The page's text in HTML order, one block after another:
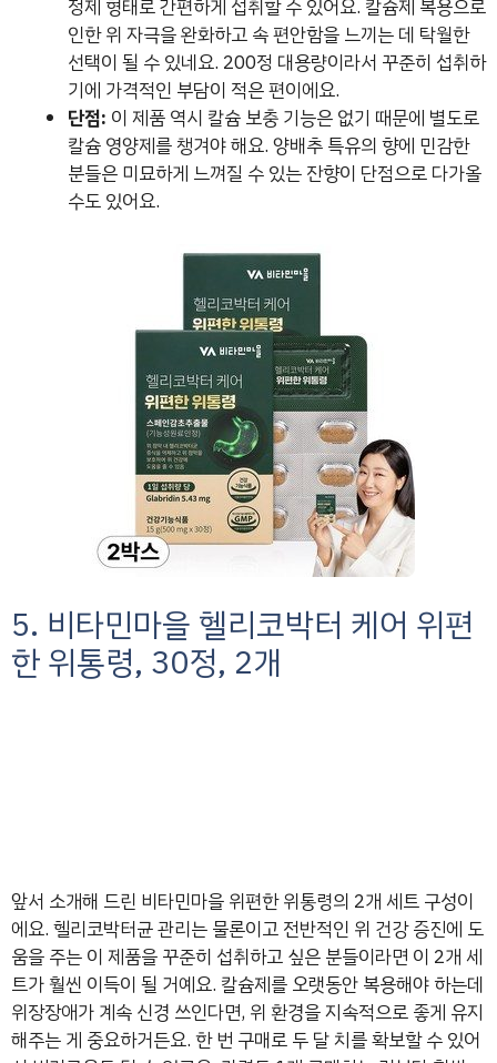
정제 형태로 간편하게 섭취할 수 있어요. 칼슘제 복용으로
인한 위 자극을 완화하고 속 편안함을 느끼는 데 탁월한
선택이 될 수 있네요. 200정 대용량이라서 꾸준히 섭취하
기에 가격적인 부담이 적은 편이에요.
단점: 이 제품 역시 칼슘 보충 기능은 없기 때문에 별도로
칼슘 영양제를 챙겨야 해요. 양배추 특유의 향에 민감한
분들은 미묘하게 느껴질 수 있는 잔향이 단점으로 다가올
수도 있어요.
5. 비타민마을 헬리코박터 케어 위편
한 위통령, 30정, 2개
앞서 소개해 드린 비타민마을 위편한 위통령의 2개 세트 구성이
에요. 헬리코박터균 관리는 물론이고 전반적인 위 건강 증진에 도
움을 주는 이 제품을 꾸준히 섭취하고 싶은 분들이라면 이 2개 세
트가 훨씬 이득이 될 거예요. 칼슘제를 오랫동안 복용해야 하는데
위장장애가 계속 신경 쓰인다면, 위 환경을 지속적으로 좋게 유지
해주는 게 중요하거든요. 한 번 구매로 두 달 치를 확보할 수 있어